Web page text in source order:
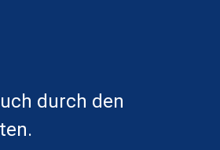
durch den